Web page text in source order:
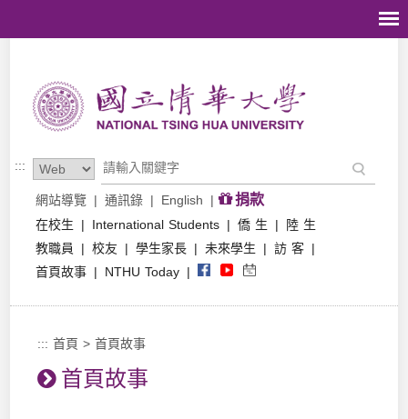
:::
網站導覽 | 通訊錄 | English | 捐款
在校生 | International Students | 僑 生 |
陸 生
教職員
| 校友 | 學生家長 | 未來學生 | 訪 客 |
首頁故事 | NTHU Today |
::: 首頁 >首頁故事
首頁故事